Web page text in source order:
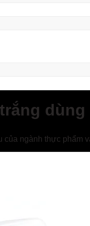
dùng
ngành thực phẩm